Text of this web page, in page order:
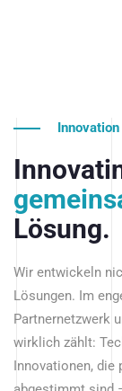
Innovation
Lösung.
Wir entwickeln
Lösungen. Im
Partnernetzwerk
wirklich zählt:
Innovationen, die